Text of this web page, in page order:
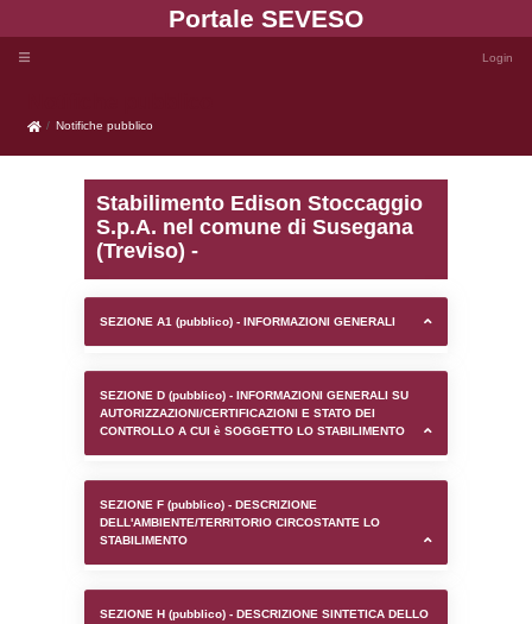
Portale
Notifiche pubblico
Notifiche pubblico
Stabilimento Edison
S.p.A. nel comune di
(Treviso) -
SEZIONE D (pubblico) - INFORMAZIONI